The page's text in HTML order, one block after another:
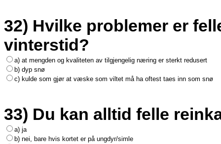
32) Hvilke problemer er
vinterstid?
a) at mengden og kvaliteten av tilgjengelig næring er sterkt redusert
b) dyp snø
c) kulde som gjør at væske som viltet må ha oftest taes inn som snø
33) Du kan alltid felle
a) ja
b) nei, bare hvis kortet er på ungdyr/simle